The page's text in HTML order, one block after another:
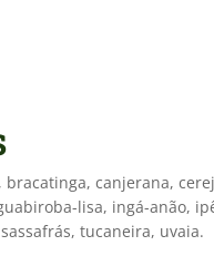
canjerana,
lisa, ingá-anão,
tucaneira, uvaia.